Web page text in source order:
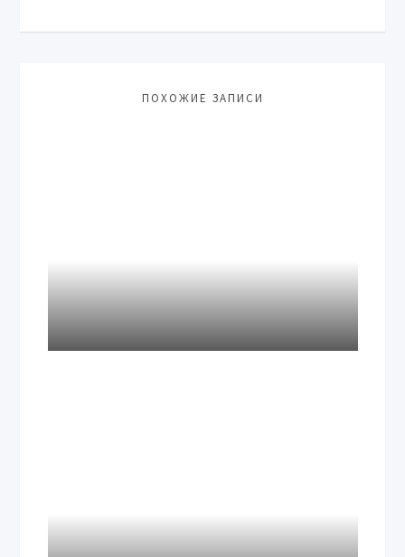
ПОХОЖИЕ ЗАПИСИ